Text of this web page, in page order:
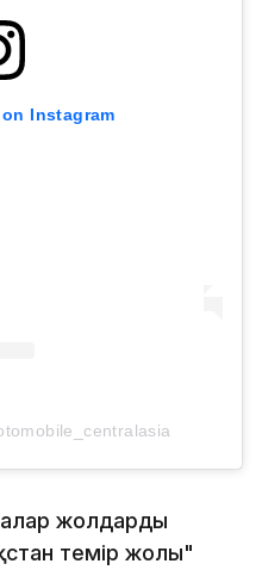
Instagram
жолдарды
темір жолы"